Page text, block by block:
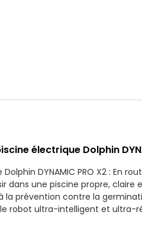
électrique Dolphin
DYNAMIC PRO X2 : En
dans une piscine propre,
la prévention contre la
robot ultra-intelligent et ultra-